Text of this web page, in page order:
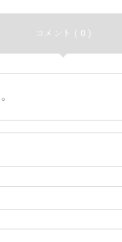
コメント ( 0 )